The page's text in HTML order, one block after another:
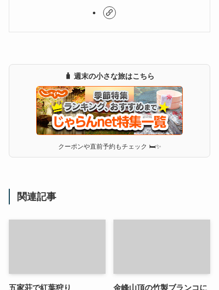
🧳 週末の小さな旅はこちら
クーポンや直前予約もチェック 🛏✨
関連記事
五家荘で紅葉狩り
金峰山頂の竹製ブランコに